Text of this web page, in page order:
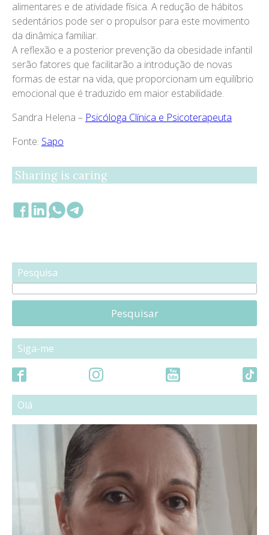
alimentares e de atividade física. A redução de hábitos
sedentários pode ser o propulsor para este movimento
da dinâmica familiar.
A reflexão e a posterior prevenção da obesidade infantil
serão fatores que facilitarão a introdução de novas
formas de estar na vida, que proporcionam um equilíbrio
emocional que é traduzido em maior estabilidade.
Sandra Helena – Psicóloga Clínica e Psicoterapeuta
Fonte: Sapo
Sharing is caring
Pesquisa
Pesquisar
Siga-me
Olá